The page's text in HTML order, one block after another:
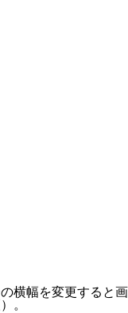
横幅を変更すると画
。